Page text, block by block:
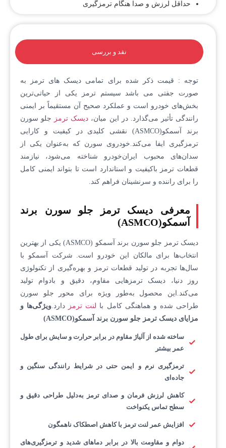
حداقل لرزش و صدا هنگام ترمزگیری
نقد و بررسی
توجه : قیمت ذکر شده برای تمامی دیسک های ترمز به
صورت جفتی می باشد سیستم ترمز یکی از حیاتی‌ترین
بخش‌های خودرو است و عملکرد صحیح آن مستقیماً بر ایمنی
رانندگی تأثیر می‌گذارد. در این میان، دیسک ترمز
جلو سورن
برند آسمکو(ASMCO) نقشی کلیدی در کیفیت و کارایی
ترمزگیری ایفا می‌کند.خودروی سورن که به‌عنوان یکی از
سدان‌های محبوب ایران‌خودرو شناخته می‌شود، نیازمند
قطعات ترمز باکیفیت و استاندارد است تا بتواند ایمنی کامل
را برای راننده و سرنشینان فراهم کند.
معرفی دیسک ترمز جلو سورن برند
آسمکو(ASMCO)
دیسک ترمز جلو سورن برند آسمکو (ASMCO) یکی از بهترین
انتخاب‌ها برای مالکان این خودرو است. شرکت آسمکو با
سال‌ها تجربه در تولید قطعات ترمز و بهره‌گیری از تکنولوژی
روز دنیا، دیسک ترمزهایی مقاوم، دقیق و بادوام تولید
می‌کند.این محصول به‌طور ویژه برای محور جلو سورن
طراحی شده و هماهنگی کامل با لنت ترمز دارد.ویژگی‌ها و
مزایای دیسک ترمز جلو سورن برند آسمکو(ASMCO)
ساخته شده از آلیاژ مقاوم در برابر حرارت و سایش برای طول
عمر بیشتر
ترمزگیری نرم و ایمن حتی در شرایط رانندگی سنگین و
جاده‌ای
کاهش لرزش فرمان و صدای ترمز
به‌دلیل طراحی دقیق و
سطح تماس یکنواخت
افزایش عمر لنت ترمز با کاهش اصطکاک ناهمگون
دوام و مقاومت بالا در برابر دماهای شدید و ترمزگیری‌های